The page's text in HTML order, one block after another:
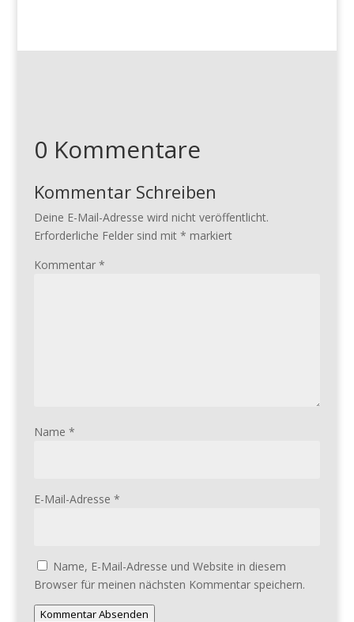
0 Kommentare
Kommentar Schreiben
Deine E-Mail-Adresse wird nicht veröffentlicht.
Erforderliche Felder sind mit * markiert
Kommentar *
Name *
E-Mail-Adresse *
Name, E-Mail-Adresse und Website in diesem
Browser für meinen nächsten Kommentar speichern.
Kommentar Absenden